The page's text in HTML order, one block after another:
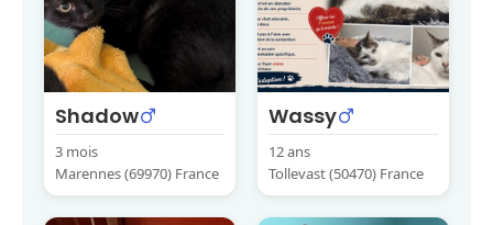
Shadow
3 mois
Marennes (69970) France
Wassy
12 ans
Tollevast (50470) France